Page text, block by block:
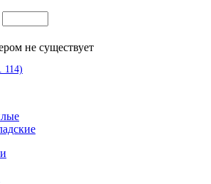
не существует
114)